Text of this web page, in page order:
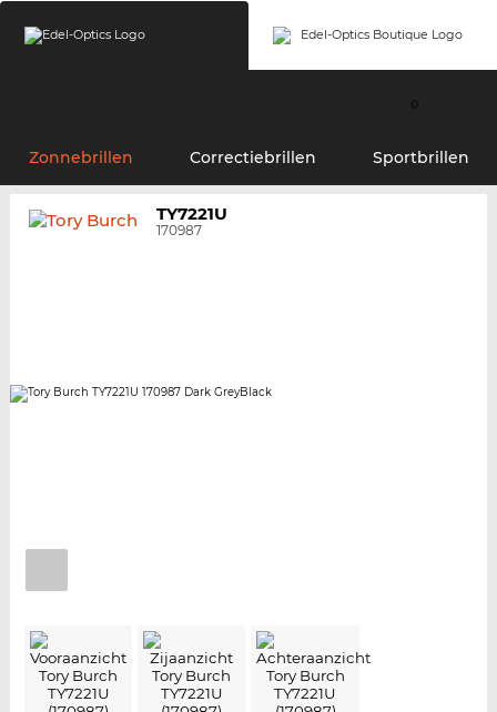
Zonnebrillen Correctiebrillen Sportbrillen
TY7221U
170987